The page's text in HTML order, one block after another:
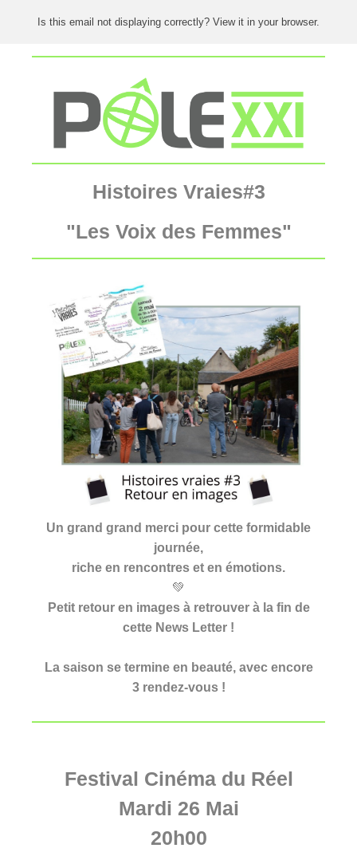
Is this email not displaying correctly? View it in your browser.
Histoires Vraies#3
"Les Voix des Femmes"
Un grand grand merci pour cette formidable
journée,
riche en rencontres et en émotions.
💚
Petit retour en images à retrouver à la fin de
cette News Letter !
La saison se termine en beauté, avec encore
3 rendez-vous !
Festival Cinéma du Réel
Mardi 26 Mai
20h00